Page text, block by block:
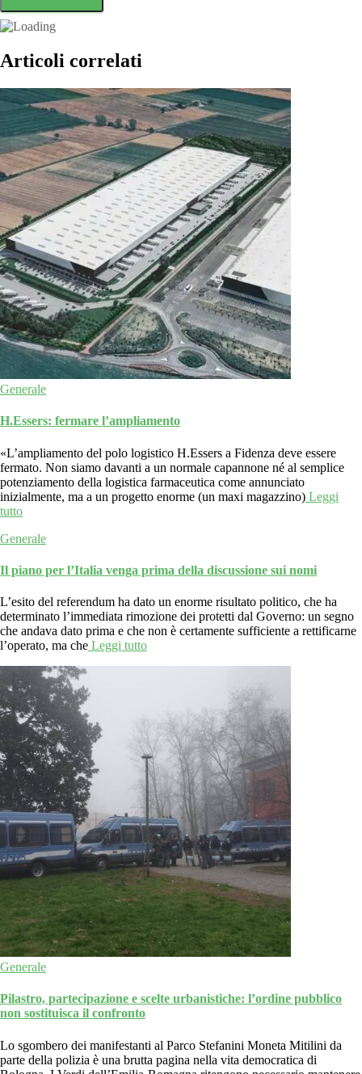
Articoli correlati
Generale
H.Essers: fermare l’ampliamento
«L’ampliamento del polo logistico H.Essers a Fidenza deve essere
fermato. Non siamo davanti a un normale capannone né al semplice
potenziamento della logistica farmaceutica come annunciato
inizialmente, ma a un progetto enorme (un maxi magazzino) Leggi
tutto
Generale
Il piano per l’Italia venga prima della discussione sui nomi
L’esito del referendum ha dato un enorme risultato politico, che ha
determinato l’immediata rimozione dei protetti dal Governo: un segno
che andava dato prima e che non è certamente sufficiente a rettificarne
l’operato, ma che Leggi tutto
Generale
Pilastro, partecipazione e scelte urbanistiche: l’ordine pubblico
non sostituisca il confronto
Lo sgombero dei manifestanti al Parco Stefanini Moneta Mitilini da
parte della polizia è una brutta pagina nella vita democratica di